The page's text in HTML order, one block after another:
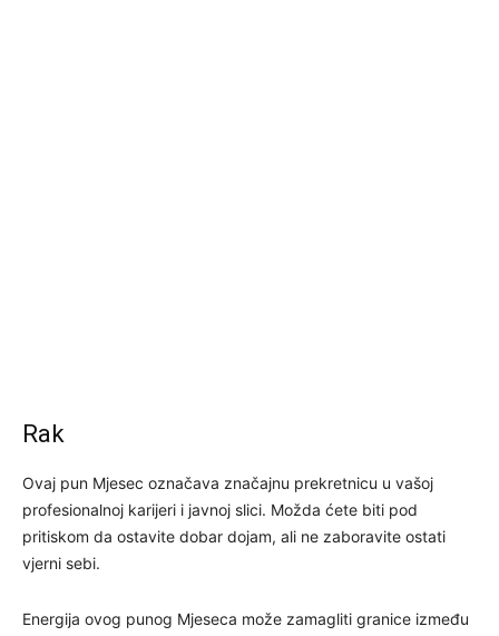
Rak
Ovaj pun Mjesec označava značajnu prekretnicu u vašoj
profesionalnoj karijeri i javnoj slici. Možda ćete biti pod
pritiskom da ostavite dobar dojam, ali ne zaboravite ostati
vjerni sebi.
Energija ovog punog Mjeseca može zamagliti granice između